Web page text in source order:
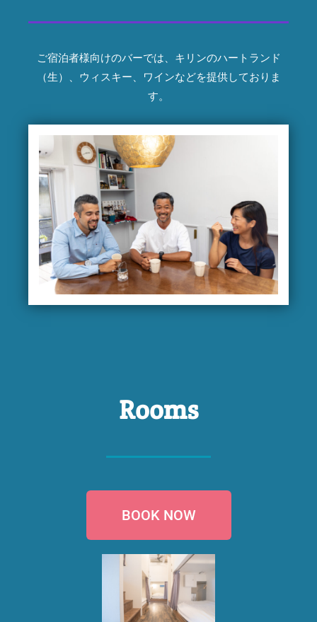
ご宿泊者様向けのバーでは、キリンのハートランド
（生）、ウィスキー、ワインなどを提供しておりま
す。
Rooms
BOOK NOW